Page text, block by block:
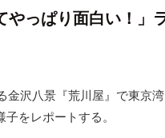
やっぱり面白い！
沢八景『荒川屋』で東京
をレポートする。